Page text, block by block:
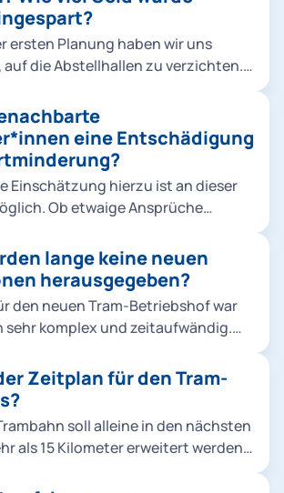
weiteren Betriebshof möglich. Die
müssen dazu so effizient wie
werden. Die Berücksichtigung der
ersten Planung haben wir uns
die Abstellhallen zu verzichten.
Finanzen erhöht. Daher
Drittel der vormals veranschlagten
Der größte Posten
Abstellhallen. Keine Option wären
auf Kosten des
eine Entschädigung
Einschätzung hierzu ist an dieser
Ob etwaige Ansprüche
von Oberbayern zeigen.
lange keine neuen
herausgegeben?
den neuen Tram-Betriebshof war
sehr komplex und zeitaufwändig.
neu begonnen werden. In
zwischen 2015 und 2018 haben
gegenüber dem zuständigen
Zeitplan für den Tram-
soll alleine in den nächsten
als 15 Kilometer erweitert werden.